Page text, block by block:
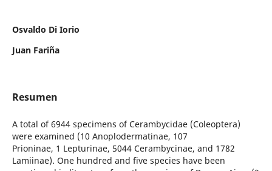
Osvaldo Di Iorio
Juan Fariña
Resumen
A total of 6944 specimens of Cerambycidae (Coleoptera)
were examined (10 Anoplodermatinae, 107
Prioninae, 1 Lepturinae, 5044 Cerambycinae, and 1782
Lamiinae). One hundred and five species have been